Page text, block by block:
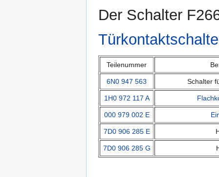
Der Schalter
Teilenummer
6N0 947 563 Schalter
1H0 972 117 A
000 979 002 E
7D0 906 285 E
7D0 906 285 G